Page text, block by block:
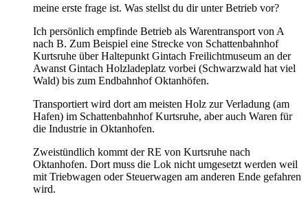
meine erste frage ist. Was stellst du dir unter Betrieb vor?
Ich persönlich empfinde Betrieb als Warentransport von A
nach B. Zum Beispiel eine Strecke von Schattenbahnhof
Kurtsruhe über Haltepunkt Gintach Freilichtmuseum an der
Awanst Gintach Holzladeplatz vorbei (Schwarzwald hat viel
Wald) bis zum Endbahnhof Oktanhöfen.
Transportiert wird dort am meisten Holz zur Verladung (am
Hafen) im Schattenbahnhof Kurtsruhe, aber auch Waren für
die Industrie in Oktanhofen.
Zweistündlich kommt der RE von Kurtsruhe nach
Oktanhofen. Dort muss die Lok nicht umgesetzt werden weil
mit Triebwagen oder Steuerwagen am anderen Ende gefahren
wird.